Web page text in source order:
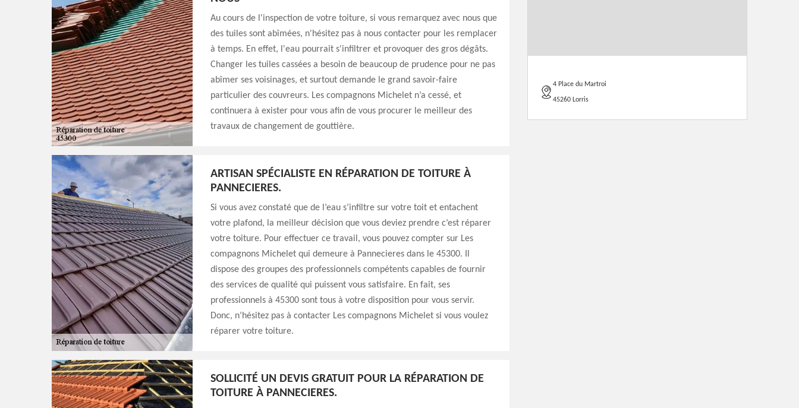
Au cours de l'inspection de votre toiture, si vous remarquez avec nous que
des tuiles sont abîmées, n'hésitez pas à nous contacter pour les remplacer
à temps. En effet, l'eau pourrait s'infiltrer et provoquer des gros dégâts.
Changer les tuiles cassées a besoin de beaucoup de prudence pour ne pas
abîmer ses voisinages, et surtout demande le grand savoir-faire
particulier des couvreurs. Les compagnons Michelet n’a cessé, et
continuera à exister pour vous afin de vous procurer le meilleur des
travaux de changement de gouttière.
ARTISAN SPÉCIALISTE EN RÉPARATION DE TOITURE À
PANNECIERES.
Si vous avez constaté que de l’eau s’infiltre sur votre toit et entachent
votre plafond, la meilleur décision que vous deviez prendre c’est réparer
votre toiture. Pour effectuer ce travail, vous pouvez compter sur Les
compagnons Michelet qui demeure à Pannecieres dans le 45300. Il
dispose des groupes des professionnels compétents capables de fournir
des services de qualité qui puissent vous satisfaire. En fait, ses
professionnels à 45300 sont tous à votre disposition pour vous servir.
Donc, n’hésitez pas à contacter Les compagnons Michelet si vous voulez
réparer votre toiture.
SOLLICITÉ UN DEVIS GRATUIT POUR LA RÉPARATION DE
TOITURE À PANNECIERES.
4 Place du Martroi
45260 Lorris